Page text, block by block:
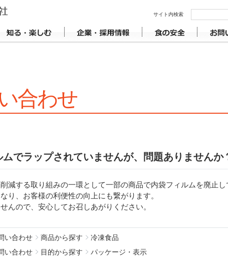
合わせ
でラップされていませんが、問題ありませんか
減する取り組みの一環として一部の商品で内袋フィルムを廃止
り、お客様の利便性の向上にも繋がります。
んので、安心してお召しあがりください。
い合わせ 商品から探す
冷凍食品
い合わせ
目的から探す パッケージ・表示